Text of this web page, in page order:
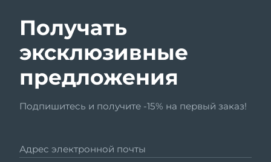
Получать
эксклюзивные
предложения
Подпишитесь и получите -15% на первый заказ!
Адрес электронной почты